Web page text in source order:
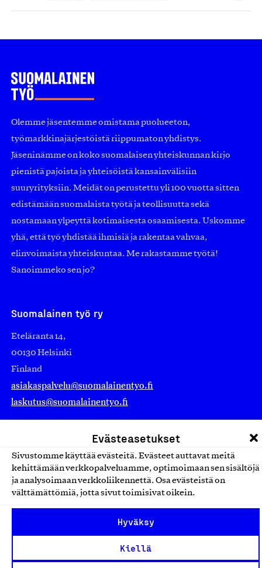
Evästeasetukset
Sivustomme käyttää evästeitä. Evästeet auttavat meitä
kehittämään verkkopalveluamme, optimoimaan sen sisältöjä
ja analysoimaan verkkoliikennettä. Osa evästeistä on
välttämättömiä, jotta sivut toimisivat oikein.
Hyväksy
Kiellä
Olemme jäsentemme omistama puolueeton,
työmarkkinajärjestöistä riippumaton yhdistys.
Jäseninämme on koko suomalaisen yhteiskunnan kirjo
pienistä pajoista ja yhteisöistä kansainvälisiin
suuryrityksiin. Meidät on perustettu yli 100 vuotta sitten
edistämään suomalaista työtä ja teollisuutta sekä
nostamaan ylpeyttä kotimaisesta osaamisesta. Uskomme
yhä, että työ yhdistää ihmisiä ja rakentaa vahvaa,
elinvoimaista yhteiskuntaa. Me rakastamme työtä!
Sanoimmeko sen jo?
Suomalainen työ ry
Eteläranta 14,
00130 Helsinki
Finland
asiakaspalvelu@suomalainentyo.fi
laskutus@suomalainentyo.fi
Avainlippu